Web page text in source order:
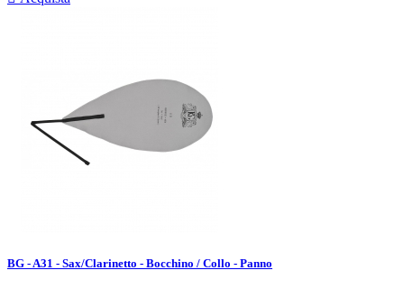
BG - A31 - Sax/Clarinetto - Bocchino / Collo - Panno